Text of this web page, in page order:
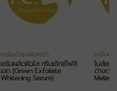
เซรั่มบำรุงผิวหน้า
เซรั่มผลัดผิวใส กรีนเอ็กซ์โฟลิ
เอท (Green Exfoliate
Whitening Serum)
เซรั่มบ
ไมล์เซร่
ด่างดำ